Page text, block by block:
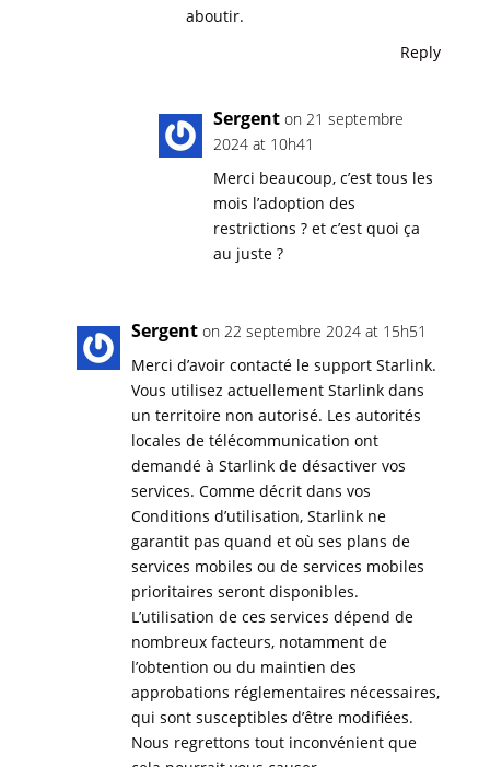
aboutir.
Reply
Sergent on 21 septembre
2024 at 10h41
Merci beaucoup, c’est tous les
mois l’adoption des
restrictions ? et c’est quoi ça
au juste ?
Sergent on 22 septembre 2024 at 15h51
Merci d’avoir contacté le support Starlink.
Vous utilisez actuellement Starlink dans
un territoire non autorisé. Les autorités
locales de télécommunication ont
demandé à Starlink de désactiver vos
services. Comme décrit dans vos
Conditions d’utilisation, Starlink ne
garantit pas quand et où ses plans de
services mobiles ou de services mobiles
prioritaires seront disponibles.
L’utilisation de ces services dépend de
nombreux facteurs, notamment de
l’obtention ou du maintien des
approbations réglementaires nécessaires,
qui sont susceptibles d’être modifiées.
Nous regrettons tout inconvénient que